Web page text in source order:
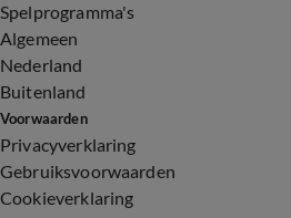
Spelprogramma's
Algemeen
Nederland
Buitenland
Voorwaarden
Privacyverklaring
Gebruiksvoorwaarden
Cookieverklaring